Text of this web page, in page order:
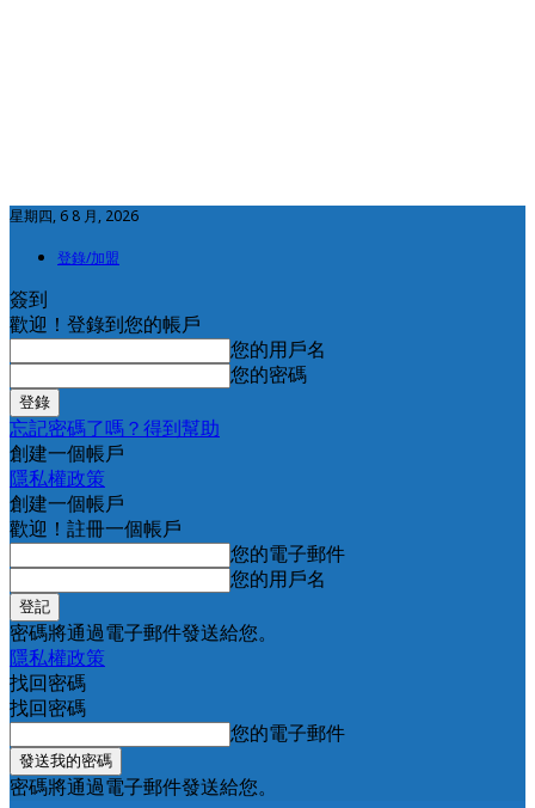
星期四, 6 8 月, 2026
登錄/加盟
簽到
歡迎！登錄到您的帳戶
您的用戶名
您的密碼
忘記密碼了嗎？得到幫助
創建一個帳戶
隱私權政策
創建一個帳戶
歡迎！註冊一個帳戶
您的電子郵件
您的用戶名
密碼將通過電子郵件發送給您。
隱私權政策
找回密碼
找回密碼
您的電子郵件
密碼將通過電子郵件發送給您。